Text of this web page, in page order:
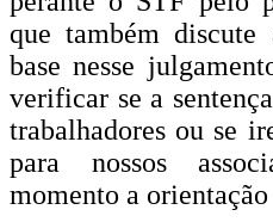
que também discute
base nesse
verificar se a
trabalhadores ou se
para nossos
momento a